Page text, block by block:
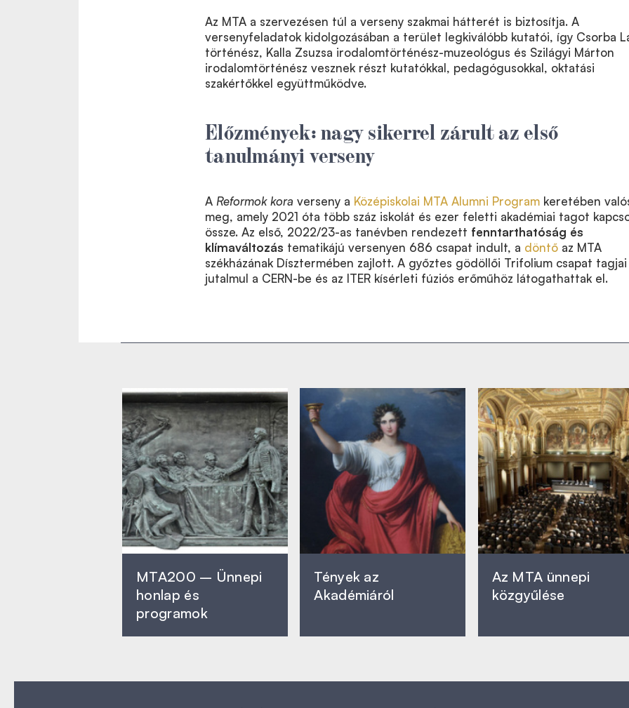
Az MTA a szervezésen túl a verseny szakmai hátterét is biztosítja. A
versenyfeladatok kidolgozásában a terület legkiválóbb kutatói, így Csorba
történész, Kalla Zsuzsa irodalomtörténész-muzeológus és Szilágyi Márton
irodalomtörténész vesznek részt kutatókkal, pedagógusokkal, oktatási
szakértőkkel együttműködve.
Előzmények: nagy sikerrel zárult az első
tanulmányi verseny
A Reformok kora verseny a Középiskolai MTA Alumni Program keretében
meg, amely 2021 óta több száz iskolát és ezer feletti akadémiai tagot
össze. Az első, 2022/23-as tanévben rendezett fenntarthatóság és
klímaváltozás tematikájú versenyen 686 csapat indult, a döntő az MTA
székházának Dísztermében zajlott. A győztes gödöllői Trifolium csapat tagjai
jutalmul a CERN-be és az ITER kísérleti fúziós erőműhöz látogathattak el.
MTA200 – Ünnepi
honlap és
programok
Tények az
Akadémiáról
Az MTA ünnepi
közgyűlése